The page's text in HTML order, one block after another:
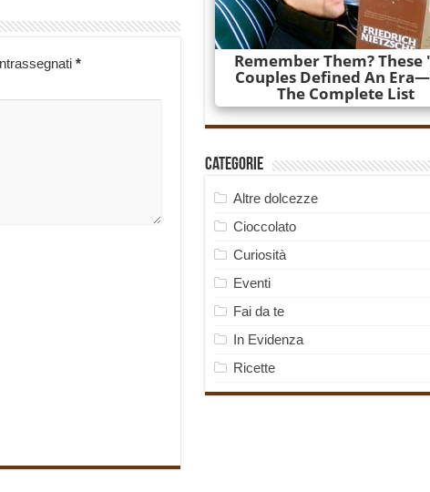
*
Categorie
Altre dolcezze
Cioccolato
Curiosità
Eventi
Fai da te
In Evidenza
Ricette